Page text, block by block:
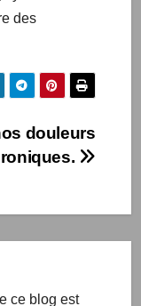
système
des
douleurs